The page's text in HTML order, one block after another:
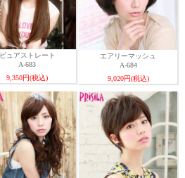
ピュアストレート
A-683
9,350円(税込)
エアリーマッシュ
A-684
9,020円(税込)